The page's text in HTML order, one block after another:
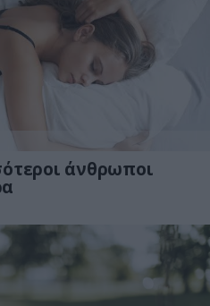
άνθρωποι